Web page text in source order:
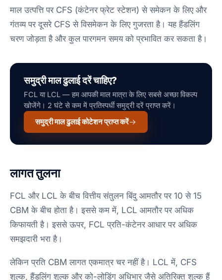
माल उत्पत्ति पर CFS (कंटेनर फ्रेट स्टेशन) से समेकन के लिए और
गंतव्य पर दूसरे CFS से विसमेकन के लिए गुजरता है। यह हैंडलिंग
चरण जोड़ता है और कुल पारगमन समय को प्रभावित कर सकता है।
समुद्री माल ढुलाई दरें चाहिए?
FCL या LCL — हम आपकी माल मात्रा के लिए सबसे अच्छा विकल्प
खोजेंगे। 2 घंटे से कम में प्रतिस्पर्धी समुद्री दरें प्राप्त करें।
समुद्री माल ढुलाई कोटेशन प्राप्त करें
लागत तुलना
FCL और LCL के बीच वित्तीय संतुलन बिंदु आमतौर पर 10 से 15
CBM के बीच होता है। इससे कम में, LCL आमतौर पर अधिक
किफायती है। इससे ऊपर, FCL प्रति-कंटेनर आधार पर अधिक
समझदारी भरा है।
लेकिन प्रति CBM लागत एकमात्र चर नहीं है। LCL में, CFS
शुल्क, हैंडलिंग शुल्क और को-लोडिंग अधिभार जैसे अतिरिक्त शुल्क हैं